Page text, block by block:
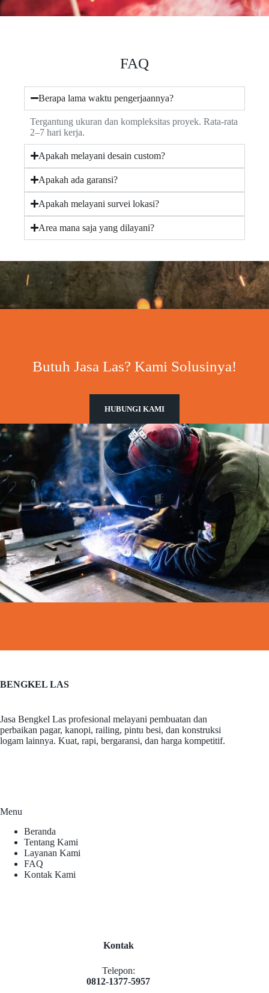
FAQ
Berapa lama waktu pengerjaannya?
Tergantung ukuran dan kompleksitas proyek. Rata-rata
2–7 hari kerja.
Apakah melayani desain custom?
Apakah ada garansi?
Apakah melayani survei lokasi?
Area mana saja yang dilayani?
Butuh Jasa Las? Kami Solusinya!
HUBUNGI KAMI
BENGKEL LAS
Jasa Bengkel Las profesional melayani pembuatan dan
perbaikan pagar, kanopi, railing, pintu besi, dan konstruksi
logam lainnya. Kuat, rapi, bergaransi, dan harga kompetitif.
Menu
Beranda
Tentang Kami
Layanan Kami
FAQ
Kontak Kami
Kontak
Telepon:
0812-1377-5957